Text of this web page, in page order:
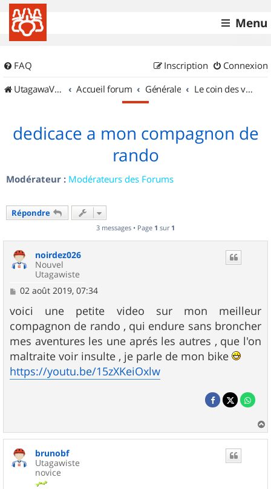
Menu
FAQ Connexion
Inscription
UtagawaVTT (Randos VTT et VTTAE avec traces GPS)
Accueil forum Générale Le coin des vidéastes
dedicace a mon compagnon de
rando
Modérateur : Modérateurs des Forums
Répondre
3 messages • Page 1 sur 1
noirdez026
Nouvel
Utagawiste
M
s
s
a
g
e
02 août 2019, 07:34
voici une petite video sur mon meilleur
compagnon de rando , qui endure sans broncher
mes aventures les une aprés les autres , que l'on
maltraite voir insulte , je parle de mon bike
https://youtu.be/15zXKeiOxlw
a
brunobf
Utagawiste
novice